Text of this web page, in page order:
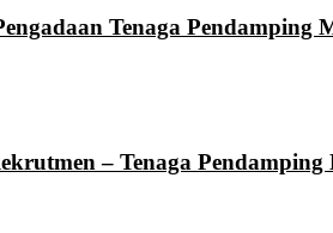
Tenaga
– Tenaga